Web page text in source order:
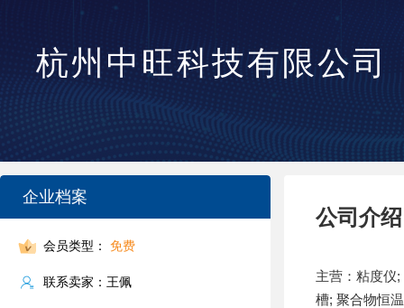
杭州中旺科技有限公司
企业档案
会员类型： 免费
联系卖家：王佩
公司介绍
主营：粘度仪
槽; 聚合物恒